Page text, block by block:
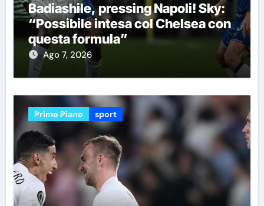
Badiashile, pressing Napoli! Sky:
“Possibile intesa col Chelsea con
questa formula”
Ago 7, 2026
Primo Piano sport